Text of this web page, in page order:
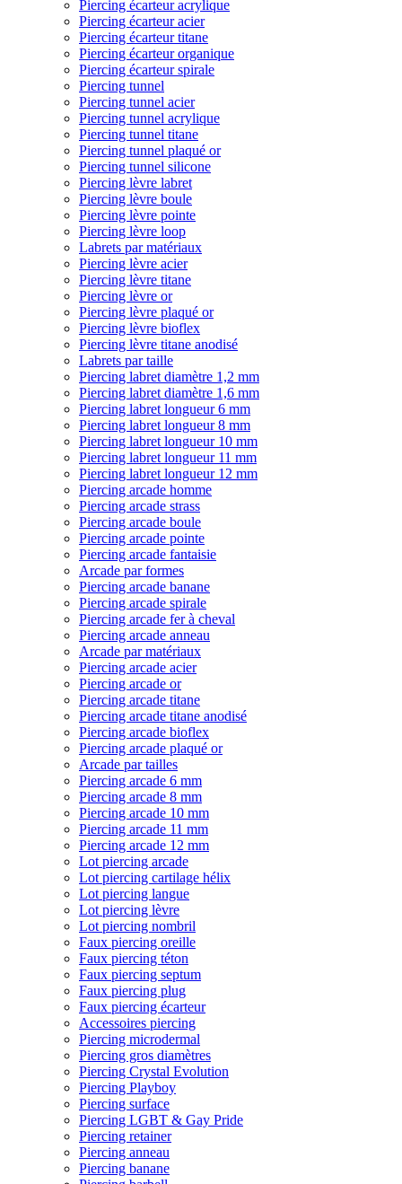
Piercing écarteur acrylique
Piercing écarteur acier
Piercing écarteur titane
Piercing écarteur organique
Piercing écarteur spirale
Piercing tunnel
Piercing tunnel acier
Piercing tunnel acrylique
Piercing tunnel titane
Piercing tunnel plaqué or
Piercing tunnel silicone
Piercing lèvre labret
Piercing lèvre boule
Piercing lèvre pointe
Piercing lèvre loop
Labrets par matériaux
Piercing lèvre acier
Piercing lèvre titane
Piercing lèvre or
Piercing lèvre plaqué or
Piercing lèvre bioflex
Piercing lèvre titane anodisé
Labrets par taille
Piercing labret diamètre 1,2 mm
Piercing labret diamètre 1,6 mm
Piercing labret longueur 6 mm
Piercing labret longueur 8 mm
Piercing labret longueur 10 mm
Piercing labret longueur 11 mm
Piercing labret longueur 12 mm
Piercing arcade homme
Piercing arcade strass
Piercing arcade boule
Piercing arcade pointe
Piercing arcade fantaisie
Arcade par formes
Piercing arcade banane
Piercing arcade spirale
Piercing arcade fer à cheval
Piercing arcade anneau
Arcade par matériaux
Piercing arcade acier
Piercing arcade or
Piercing arcade titane
Piercing arcade titane anodisé
Piercing arcade bioflex
Piercing arcade plaqué or
Arcade par tailles
Piercing arcade 6 mm
Piercing arcade 8 mm
Piercing arcade 10 mm
Piercing arcade 11 mm
Piercing arcade 12 mm
Lot piercing arcade
Lot piercing cartilage hélix
Lot piercing langue
Lot piercing lèvre
Lot piercing nombril
Faux piercing oreille
Faux piercing téton
Faux piercing septum
Faux piercing plug
Faux piercing écarteur
Accessoires piercing
Piercing microdermal
Piercing gros diamètres
Piercing Crystal Evolution
Piercing Playboy
Piercing surface
Piercing LGBT & Gay Pride
Piercing retainer
Piercing anneau
Piercing banane